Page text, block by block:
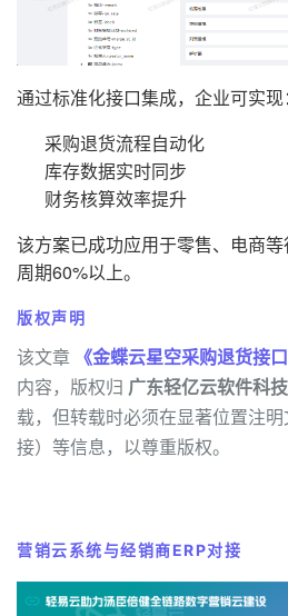
通过标准化接口集成，企业可实现：
采购退货流程自动化
库存数据实时同步
财务核算效率提升
该方案已成功应用于零售、电商
周期60%以上。
版权声明
该文章 《金蝶云星空采购退货接
内容，版权归 广东轻亿云软件科
载，但转载时必须在显著位置注
接）等信息，以尊重版权。
营销云系统与经销商ERP对接